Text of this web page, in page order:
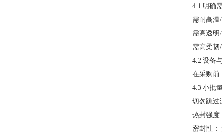
4.1 明确
需耐高温
需高透明/
需高柔韧
4.2 设备
在采购前
4.3 小批
切勿跳过
热封强度
密封性：